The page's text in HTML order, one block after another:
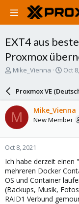
EXT4 aus
Proxmox
T
a
d
s
t
a
r
t
e
r
Mike_Vienna
S
r
d
a
e
Oct
Proxmox VE
M Mike_Vienna
New Member
Oct 8, 2021
Ich habe derzeit einen
mehreren Docker
OS und Container
(Backups, Musik,
RAID1 Verbund